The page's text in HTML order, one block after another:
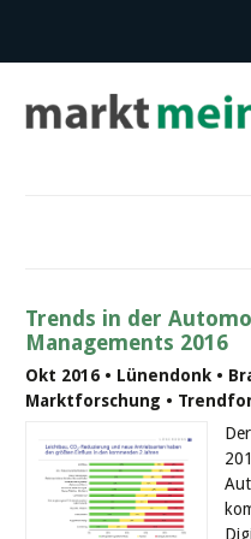
Trends in der
Managements 2016
Okt 2016 • Lünendonk •
Marktforschung •